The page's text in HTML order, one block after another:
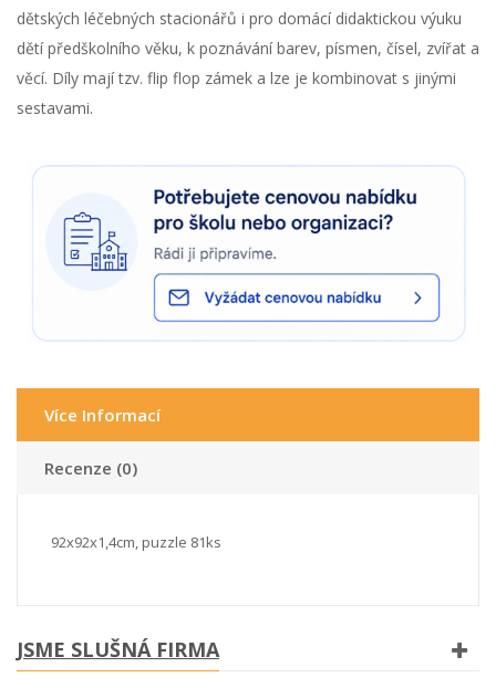
dětských léčebných stacionářů i pro domácí didaktickou výuku
dětí předškolního věku, k poznávání barev, písmen, čísel, zvířat a
věcí. Díly mají tzv. flip flop zámek a lze je kombinovat s jinými
sestavami.
Více Informací
Recenze (0)
92x92x1,4cm, puzzle 81ks
JSME SLUŠNÁ FIRMA